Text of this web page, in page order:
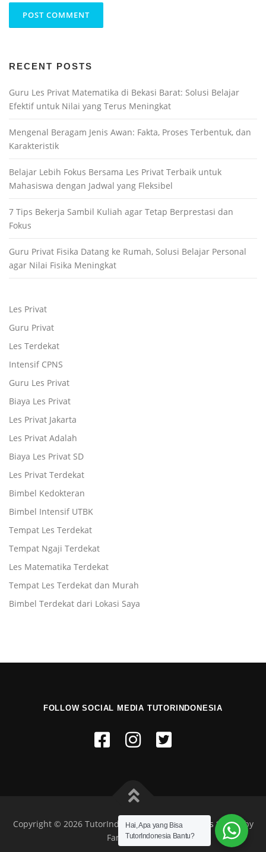
RECENT POSTS
Guru Les Privat Matematika di Bekasi Barat: Solusi Belajar
Efektif untuk Nilai yang Terus Meningkat
Mengenal Beragam Jenis Awan: Fakta, Proses Terbentuk, dan
Karakteristik
Belajar Lebih Fokus Bersama Les Privat Terbaik untuk
Mahasiswa dengan Jadwal yang Fleksibel
7 Tips Bekerja Sambil Kuliah agar Tetap Berprestasi dan
Fokus
Guru Privat Fisika Datang ke Rumah, Solusi Belajar Personal
agar Nilai Fisika Meningkat
Les Privat
Guru Privat
Les Terdekat
Intensif CPNS
Guru Les Privat
Biaya Les Privat
Les Privat Jakarta
Les Privat Adalah
Biaya Les Privat SD
Les Privat Terdekat
Bimbel Kedokteran
Bimbel Intensif UTBK
Tempat Les Terdekat
Tempat Ngaji Terdekat
Les Matematika Terdekat
Tempat Les Terdekat dan Murah
Bimbel Terdekat dari Lokasi Saya
FOLLOW SOCIAL MEDIA TUTORINDONESIA
Copyright © 2026 TutorIndonesia.co.id –OnePress theme by
FameThemes
Hai, Apa yang Bisa
TutorIndonesia Bantu?